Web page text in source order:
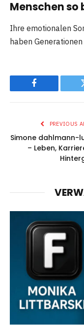
Menschen so
Ihre emotionalen
haben
Facebook
PREVIOUS
Simone dahlmann-
– Leben,